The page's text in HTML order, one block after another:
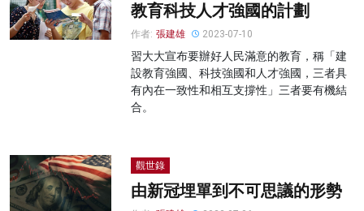
教育科技人才強國的計劃
作者: 張建雄 2023-07-10
習大大宣布要辦好人民滿意的教育，稱「建
設教育強國、科技強國和人才強國，三者具
有內在一致性和相互支撐性」三者要有機結
合。
觀世錄
由新冠埋單到不可思議的形勢